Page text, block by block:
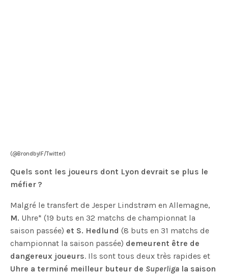
(@BrondbyIF/Twitter)
Quels sont les joueurs dont Lyon devrait se plus le
méfier ?
Malgré le transfert de Jesper Lindstrøm en Allemagne,
M. Uhre* (19 buts en 32 matchs de championnat la
saison passée) et S. Hedlund (8 buts en 31 matchs de
championnat la saison passée) demeurent être de
dangereux joueurs. Ils sont tous deux très rapides et
Uhre a terminé meilleur buteur de Superliga la saison